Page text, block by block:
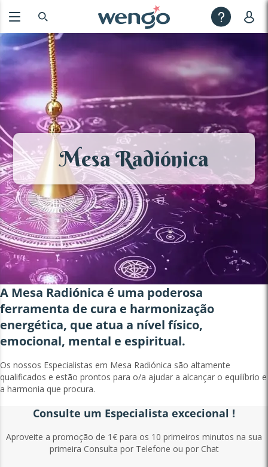
Mesa Radiónica
A Mesa Radiónica é uma poderosa
ferramenta de cura e harmonização
energética, que atua a nível físico,
emocional, mental e espiritual.
Os nossos Especialistas em Mesa Radiónica são altamente
qualificados e estão prontos para o/a ajudar a alcançar o equilíbrio e
a harmonia que procura.
Consulte um Especialista excecional !
Aproveite a promoção de 1€ para os 10 primeiros minutos na sua
primeira Consulta por Telefone ou por Chat